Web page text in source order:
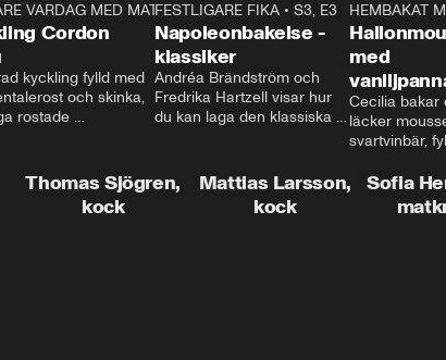
11:35
VARDAG MED MATTIAS LARSSON•S1, E6
Cordon
kyckling fylld med
och skinka,
rostade
och ärtor... Låter
som en given succé
i veckan?
13:18
FESTLIGARE FIKA •S3, E3
Napoleonbakelse -
klassiker
Andréa Brändström och
Fredrika Hartzell visar hur
du kan laga den klassiska
som imponerar vid varje
tillfälle!
HEMBAKAT
med
Cecilia bakar
läcker
svartvinbär,
som vilar
smulbotten.
allting med
Thomas Sjögren,
kock
Mattias Larsson,
kock
Sofia